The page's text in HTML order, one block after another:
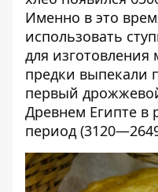
Именно в это
использовать
для изготовления
предки выпекали
первый
Древнем Египте в
период